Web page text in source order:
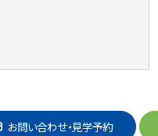
お問い合わせ・見学予約